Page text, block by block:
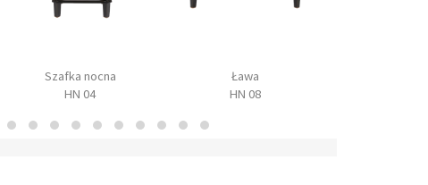
Szafka nocna
HN 04
Ława
HN 08